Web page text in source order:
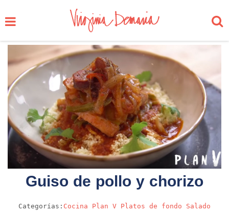
Guiso de pollo y chorizo
Categorías: Cocina Plan V Platos de fondo
Salado